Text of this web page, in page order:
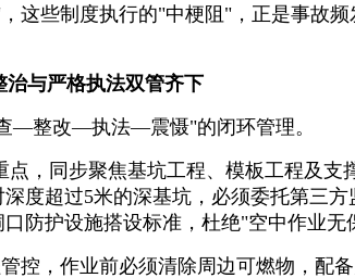
些制度执行的"中梗阻"，正是事故
治与严格执法双管齐下
—整改—执法—震慑"的闭环管理。
，同步聚焦基坑工程、模板工程及支
度超过5米的深基坑，必须委托第三
防护设施搭设标准，杜绝"空中作业无
，作业前必须清除周边可燃物，配